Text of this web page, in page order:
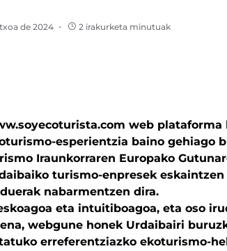
de 2024 2 irakurketa minutuak
web plataforma
esperientzia baino gehiago
Iraunkorraren Europako
turismo-enpresek
nabarmentzen dira.
eta intuitiboagoa, eta oso
webgune honek Urdaibairi
erreferentziazko ekoturismo-